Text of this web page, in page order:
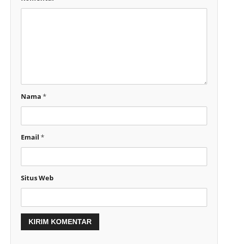
Nama *
Email *
Situs Web